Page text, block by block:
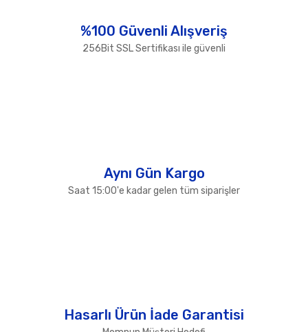
Ürün fiyatı diğer sitelerden daha pahalı.
%100 Güvenli Alışveriş
256Bit SSL Sertifikası ile güvenli
Aynı Gün Kargo
Saat 15:00'e kadar gelen tüm siparişler
Hasarlı Ürün İade Garantisi